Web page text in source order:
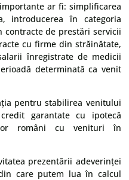
ar fi: simplificarea
introducerea în categoria
de prestări servicii
cu firme din străinătate,
înregistrate de medicii
determinată ca venit
pentru stabilirea venitului
garantate cu ipotecă
români cu venituri în
prezentării adeverinței
care putem lua în calcul